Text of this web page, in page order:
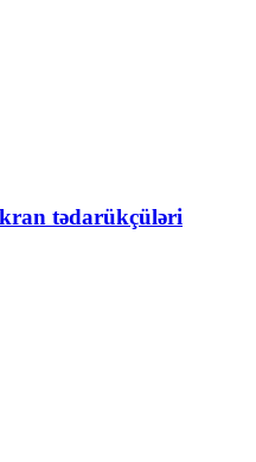
tədarükçüləri